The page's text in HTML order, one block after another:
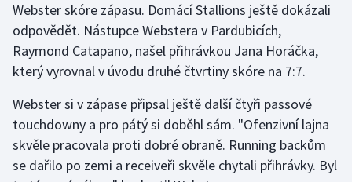
Webster skóre zápasu. Domácí Stallions ještě dokázali
odpovědět. Nástupce Webstera v Pardubicích,
Raymond Catapano, našel přihrávkou Jana Horáčka,
který vyrovnal v úvodu druhé čtvrtiny skóre na 7:7.
Webster si v zápase připsal ještě další čtyři passové
touchdowny a pro pátý si doběhl sám. "Ofenzivní lajna
skvěle pracovala proti dobré obraně. Running backům
se dařilo po zemi a receiveři skvěle chytali přihrávky. Byl